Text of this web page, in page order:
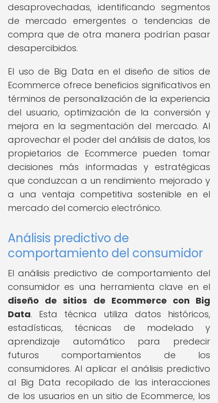
desaprovechadas, identificando segmentos
de mercado emergentes o tendencias de
compra que de otra manera podrían pasar
desapercibidos.
El uso de Big Data en el diseño de sitios de
Ecommerce ofrece beneficios significativos en
términos de personalización de la experiencia
del usuario, optimización de la conversión y
mejora en la segmentación del mercado. Al
aprovechar el poder del análisis de datos, los
propietarios de Ecommerce pueden tomar
decisiones más informadas y estratégicas
que conduzcan a un rendimiento mejorado y
a una ventaja competitiva sostenible en el
mercado del comercio electrónico.
Análisis predictivo de
comportamiento del consumidor
El análisis predictivo de comportamiento del
consumidor es una herramienta clave en el
diseño de sitios de Ecommerce con Big
Data. Esta técnica utiliza datos históricos,
estadísticas, técnicas de modelado y
aprendizaje automático para predecir
futuros comportamientos de los
consumidores. Al aplicar el análisis predictivo
al Big Data recopilado de las interacciones
de los usuarios en un sitio de Ecommerce, los